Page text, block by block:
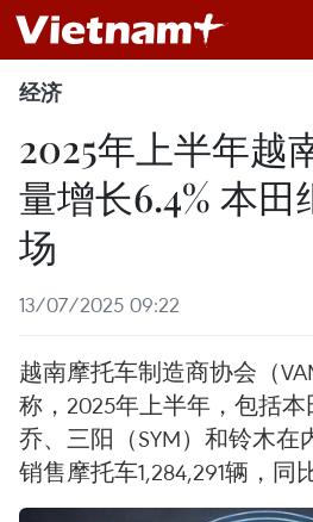
经济
2025年上半年越
量增长6.4% 本
场
13/07/2025 09:22
越南摩托车制造商协会（
称，2025年上半年，包括
乔、三阳（SYM）和铃木在
销售摩托车1,284,291辆，同